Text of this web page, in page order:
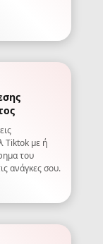
Tiktok με ή
του
ανάγκες σου.